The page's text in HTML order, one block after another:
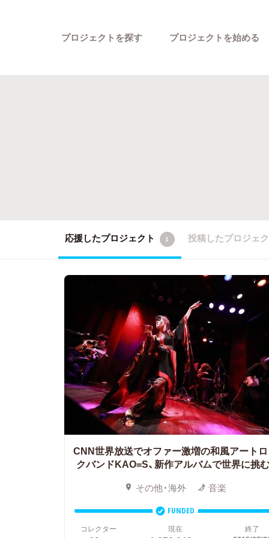
プロジェクトを探す プロジェクトを始める
応援したプロジェクト 1 投稿したプロジェ
CNN世界放送でオファー激増の和風アート
クバンドKAO=S、新作アルバムで世界に挑む
その他・海外 音楽
FUNDED
コレクター
現在 終了